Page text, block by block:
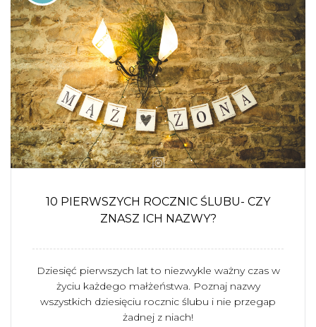
10 PIERWSZYCH ROCZNIC ŚLUBU- CZY
ZNASZ ICH NAZWY?
Dziesięć pierwszych lat to niezwykle ważny czas w
życiu każdego małżeństwa. Poznaj nazwy
wszystkich dziesięciu rocznic ślubu i nie przegap
żadnej z niach!